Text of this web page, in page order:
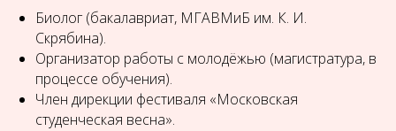
Биолог (бакалавриат, МГАВМиБ им. К. И.
Скрябина).
Организатор работы с молодёжью (магистратура, в
процессе обучения).
Член дирекции фестиваля «Московская
студенческая весна».